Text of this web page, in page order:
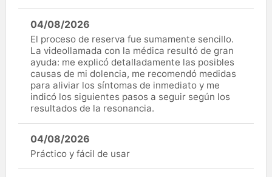
04/08/2026
El proceso de reserva fue sumamente sencillo.
La videollamada con la médica resultó de gran
ayuda: me explicó detalladamente las posibles
causas de mi dolencia, me recomendó medidas
para aliviar los síntomas de inmediato y me
indicó los siguientes pasos a seguir según los
resultados de la resonancia.
04/08/2026
Práctico y fácil de usar